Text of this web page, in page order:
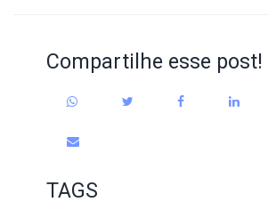
Compartilhe esse post!
TAGS